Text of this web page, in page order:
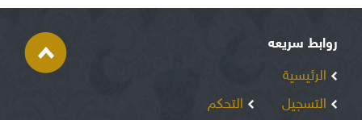
روابط سريعه
الرئيسية
التسجيل
التحكم